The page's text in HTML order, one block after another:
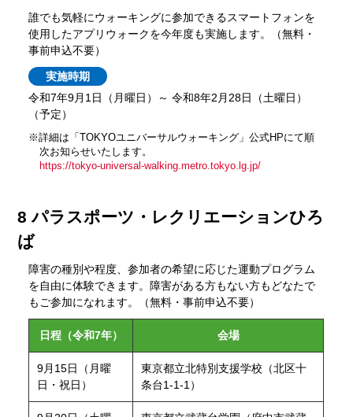
誰でも気軽にウォーキングに参加できるスマートフォンを
使用したアプリウォークを今年度も実施します。（無料・
事前申込不要）
実施時期
令和7年9月1日（月曜日）～ 令和8年2月28日（土曜日）
（予定）
※詳細は「TOKYOユニバーサルウォーキング」公式HPにて順
次お知らせいたします。
https://tokyo-universal-walking.metro.tokyo.lg.jp/
8 パラスポーツ・レクリエーションひろ
ば
障害の種別や程度、参加者の希望に応じた運動プログラム
を自由に体験できます。障害がある方もない方もどなたで
もご参加になれます。（無料・事前申込不要）
日程（令和7年） 会場
9月15日（月曜
日・祝日）
東京都立北特別支援学校（北区十
条台1-1-1）